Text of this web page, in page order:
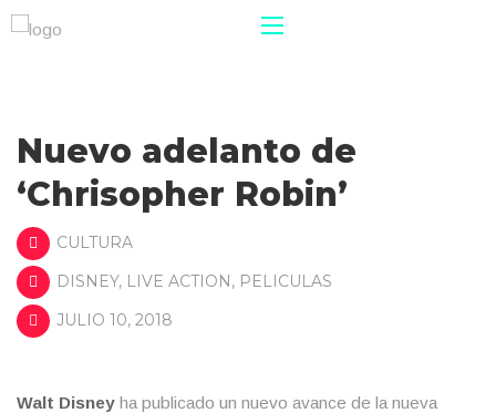
Nuevo adelanto de
‘Chrisopher Robin’
CULTURA
DISNEY, LIVE ACTION, PELICULAS
JULIO 10, 2018
Walt Disney ha publicado un nuevo avance de la nueva